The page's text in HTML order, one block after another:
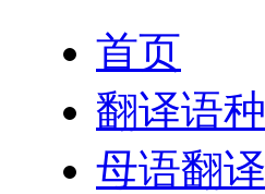
首页
翻译语种
母语翻译